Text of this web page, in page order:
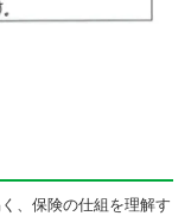
、保険の仕組を理解す